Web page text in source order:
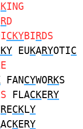
KING
RD
CKYBIRDS
EUKARYOTIC
FANCYWORKS
FLACKERY
RECKLY
ACKERY